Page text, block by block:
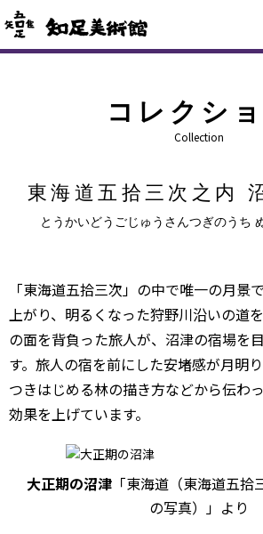
コレクシ
Collection
東海道五拾三次之内
とうかいどうごじゅうさんつぎのうち
大正期の沼津 「東海道（東海道五
の写真）」より
「東海道五拾三次」の中で唯一の月景
上がり、明るくなった狩野川沿いの道
の面を背負った旅人が、沼津の宿場を
す。旅人の宿を前にした安堵感が月明
つきはじめる林の描き方などから伝わ
効果を上げています。